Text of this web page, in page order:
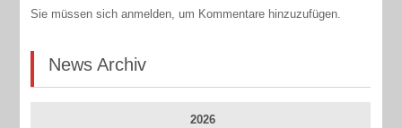
Sie müssen sich anmelden, um Kommentare hinzuzufügen.
News Archiv
2026